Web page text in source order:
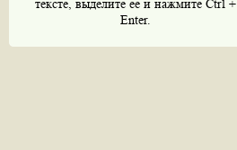
тексте, выделите ее и нажмите Ctrl +
Enter.